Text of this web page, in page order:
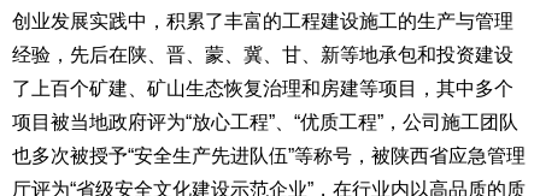
创业发展实践中，积累了丰富的工程建设施工的生产与管理
经验，先后在陕、晋、蒙、冀、甘、新等地承包和投资建设
了上百个矿建、矿山生态恢复治理和房建等项目，其中多个
项目被当地政府评为“放心工程”、“优质工程”，公司施工团队
也多次被授予“安全生产先进队伍”等称号，被陕西省应急管理
厅评为“省级安全文化建设示范企业”，在行业内以高品质的质